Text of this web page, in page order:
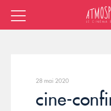
28 mai 2020
cine-